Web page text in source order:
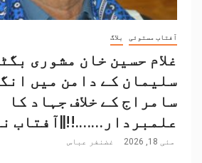
آفتاب مستوئی بلاگ
غلام حسین خان مشوری
سلیمان کے دامن میں
سامراج کے خلاف جہاد کا
علمبردار…….!!||آفتاب
مئی 18, 2026 غضنفر عباس